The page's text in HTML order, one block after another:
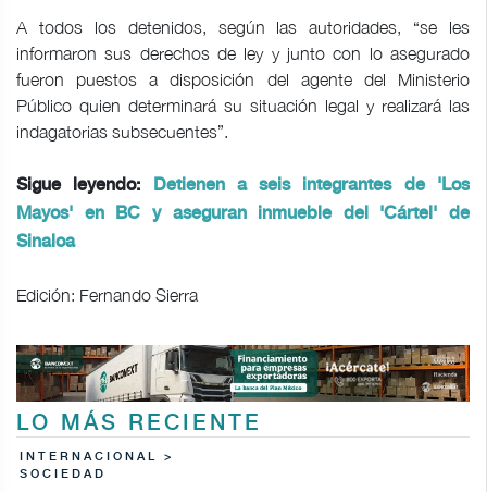
A todos los detenidos, según las autoridades, “se les
informaron sus derechos de ley y junto con lo asegurado
fueron puestos a disposición del agente del Ministerio
Público quien determinará su situación legal y realizará las
indagatorias subsecuentes”.
Sigue leyendo:
Detienen a seis integrantes de 'Los
Mayos' en BC y aseguran inmueble del 'Cártel' de
Sinaloa
Edición: Fernando Sierra
LO MÁS RECIENTE
INTERNACIONAL >
SOCIEDAD